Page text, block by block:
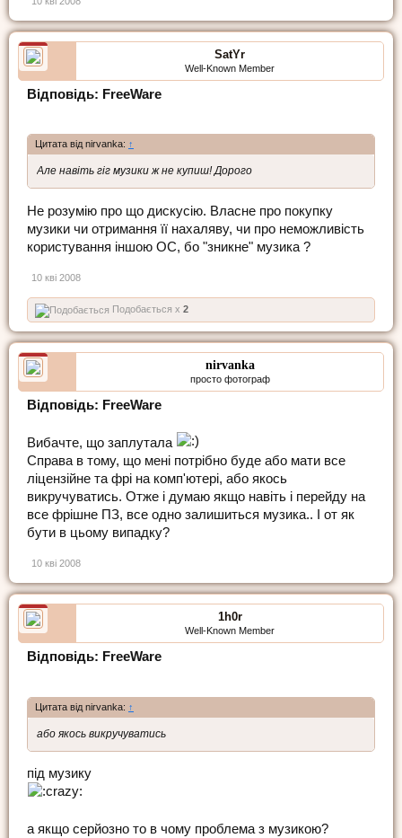
SatYr
Well-Known Member
Відповідь: FreeWare
Цитата від nirvanka: ↑
Але навіть гіг музики ж не купиш! Дорого
Не розумію про що дискусію. Власне про покупку
музики чи отримання її нахаляву, чи про неможливість
користування іншою ОС, бо "зникне" музика ?
10 кві 2008
Подобається x 2
nirvanka
просто фотограф
Відповідь: FreeWare
Вибачте, що заплутала
Справа в тому, що мені потрібно буде або мати все
ліцензійне та фрі на комп'ютері, або якось
викручуватись. Отже і думаю якщо навіть і перейду на
все фрішне ПЗ, все одно залишиться музика.. І от як
бути в цьому випадку?
10 кві 2008
1h0r
Well-Known Member
Відповідь: FreeWare
Цитата від nirvanka: ↑
або якось викручуватись
під музику
а якщо серйозно то в чому проблема з музикою?